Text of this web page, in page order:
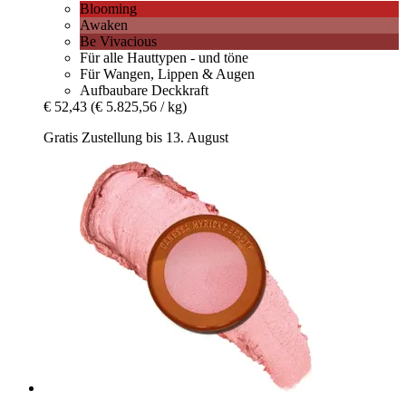
Blooming
Awaken
Be Vivacious
Für alle Hauttypen - und töne
Für Wangen, Lippen & Augen
Aufbaubare Deckkraft
€ 52,43 (€ 5.825,56 / kg)
Gratis Zustellung bis 13. August